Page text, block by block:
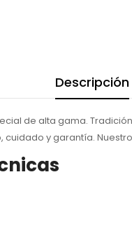
Descripción
de alta gama.
y garantía.